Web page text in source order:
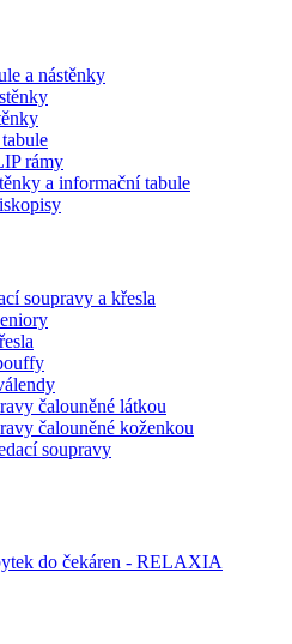
a nástěnky
rámy
a informační tabule
soupravy a křesla
čalouněné látkou
čalouněné koženkou
soupravy
do čekáren - RELAXIA